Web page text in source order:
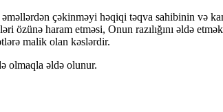
çəkinməyi həqiqi təqva sahibinin və
özünə haram etməsi, Onun razılığını əldə
malik olan kəslərdir.
olmaqla əldə olunur.